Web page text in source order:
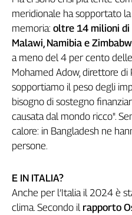
Giulia
Lazio
Liguria
Lombardia
Marche
Piemonte
Puglia
Sardegna
Sicilia
Toscana
Umbria
Valle
D'Aosta
meridionale ha sopportato
memoria: oltre 14 milioni di
Malawi, Namibia e
a meno del 4 per cento
Mohamed Adow, direttore
sopportiamo il peso degli
bisogno di sostegno
causata dal mondo ricco".
calore: in Bangladesh ne
persone.
E IN ITALIA?
Anche per l’Italia il 2024 è
clima. Secondo ilrapporto